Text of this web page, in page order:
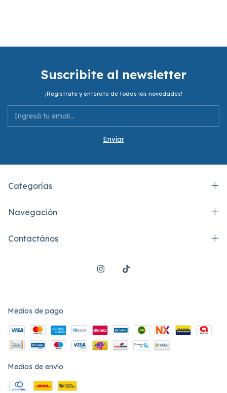
Suscribite al newsletter
¡Registrate y enterate de todas las novedades!
Categorías
Navegación
Contactános
Medios de pago
Medios de envío